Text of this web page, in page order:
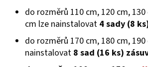
do rozměrů 110 cm, 120 cm,
cm lze nainstalovat 4 sady (8
do rozměrů 170 cm, 180 cm,
nainstalovat 8 sad (16 ks)